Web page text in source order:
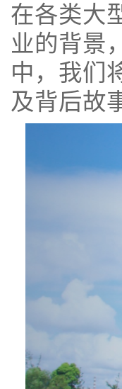
在各类大
业的背景
中，我们
及背后故